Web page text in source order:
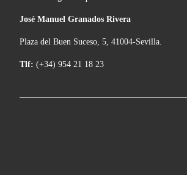
José Manuel Granados Rivera
Plaza del Buen Suceso, 5, 41004-Sevilla.
Tlf: (+34) 954 21 18 23